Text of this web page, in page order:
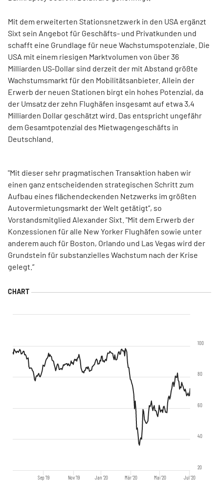
Mit dem erweiterten Stationsnetzwerk in den USA ergänzt
Sixt sein Angebot für Geschäfts- und Privatkunden und
schafft eine Grundlage für neue Wachstumspotenziale. Die
USA mit einem riesigen Marktvolumen von über 36
Milliarden US-Dollar sind derzeit der mit Abstand größte
Wachstumsmarkt für den Mobilitätsanbieter. Allein der
Erwerb der neuen Stationen birgt ein hohes Potenzial, da
der Umsatz der zehn Flughäfen insgesamt auf etwa 3,4
Milliarden Dollar geschätzt wird. Das entspricht ungefähr
dem Gesamtpotenzial des Mietwagengeschäfts in
Deutschland.
"Mit dieser sehr pragmatischen Transaktion haben wir
einen ganz entscheidenden strategischen Schritt zum
Aufbau eines flächendeckenden Netzwerks im größten
Autovermietungsmarkt der Welt getätigt”, so
Vorstandsmitglied Alexander Sixt. "Mit dem Erwerb der
Konzessionen für alle New Yorker Flughäfen sowie unter
anderem auch für Boston, Orlando und Las Vegas wird der
Grundstein für substanzielles Wachstum nach der Krise
gelegt.“
Sep '19 Nov '19 Jan '20 Mär '20 Mai '20 Jul '20
20
40
60
80
100